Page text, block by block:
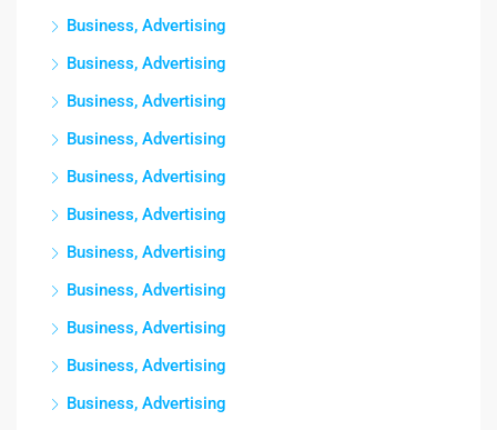
Business, Advertising
Business, Advertising
Business, Advertising
Business, Advertising
Business, Advertising
Business, Advertising
Business, Advertising
Business, Advertising
Business, Advertising
Business, Advertising
Business, Advertising